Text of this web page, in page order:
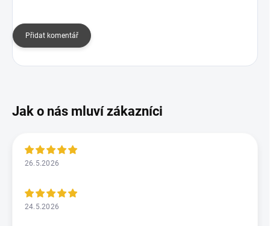
Přidat komentář
26.5.2026
24.5.2026